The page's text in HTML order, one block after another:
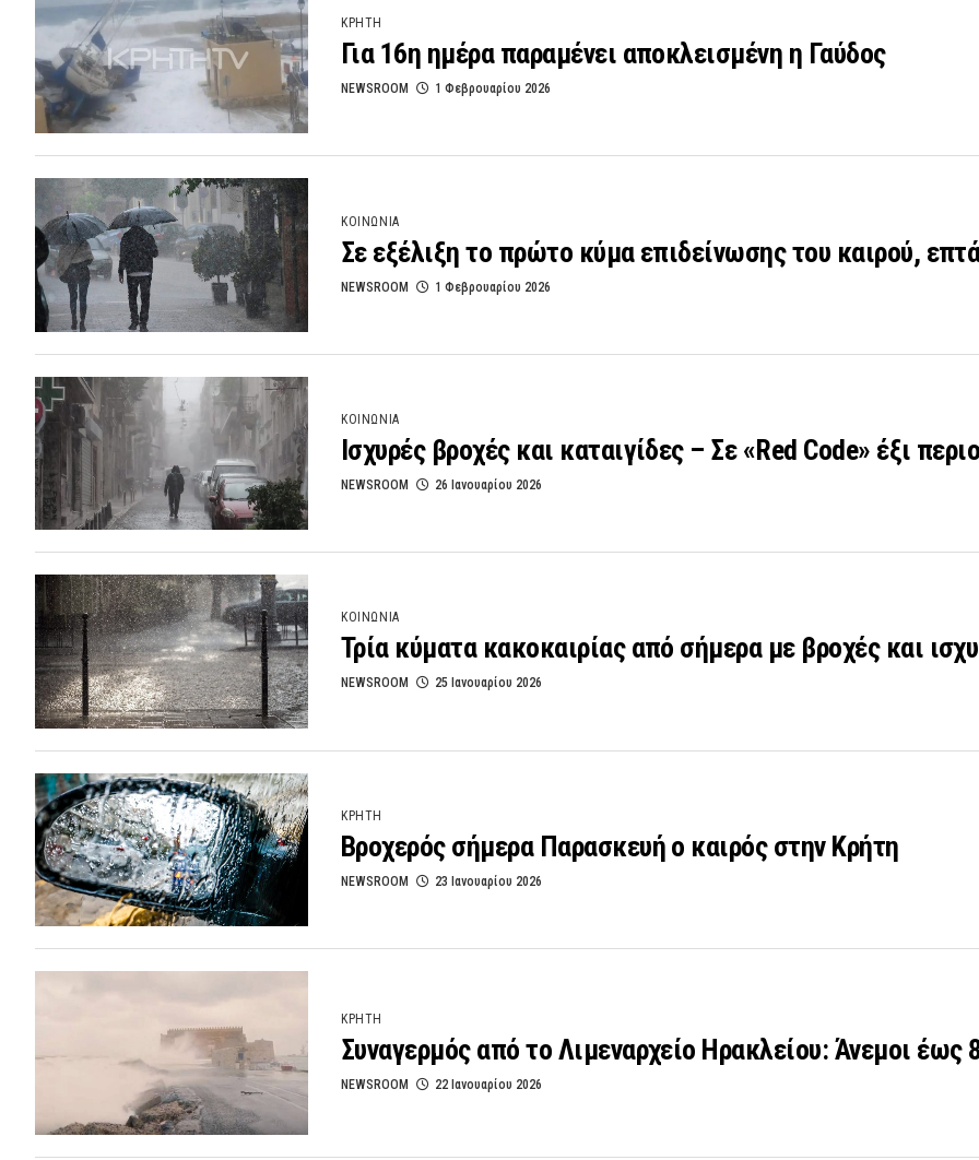
ΚΡΗΤΗ
Για 16η ημέρα παραμένει αποκλεισμένη η Γαύδος
NEWSROOM 1 Φεβρουαρίου 2026
ΚΟΙΝΩΝΙΑ
Σε εξέλιξη το πρώτο κύμα επιδείνωσης του καιρού,
NEWSROOM 1 Φεβρουαρίου 2026
ΚΟΙΝΩΝΙΑ
Ισχυρές βροχές και καταιγίδες – Σε «Red Code» έξι
NEWSROOM 26 Ιανουαρίου 2026
ΚΟΙΝΩΝΙΑ
Τρία κύματα κακοκαιρίας από σήμερα με βροχές και
NEWSROOM 25 Ιανουαρίου 2026
ΚΡΗΤΗ
Βροχερός σήμερα Παρασκευή ο καιρός στην Κρήτη
NEWSROOM 23 Ιανουαρίου 2026
ΚΡΗΤΗ
Συναγερμός από το Λιμεναρχείο Ηρακλείου: Άνεμοι
NEWSROOM 22 Ιανουαρίου 2026